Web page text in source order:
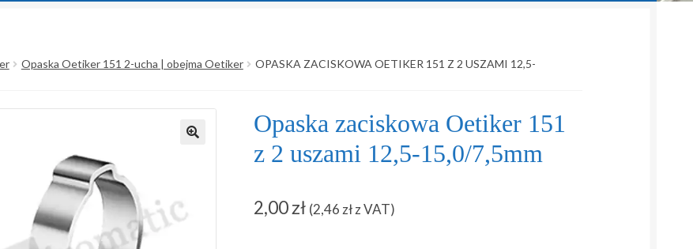
Zwroty i reklamacje
Opaska Oetiker 151 2-ucha | obejma Oetiker
OPASKA ZACISKOWA OETIKER 151 Z 2 USZAMI 12,5-
Opaska zaciskowa Oetiker 151
z 2 uszami 12,5-15,0/7,5mm
2,00zł (2,46złz VAT)